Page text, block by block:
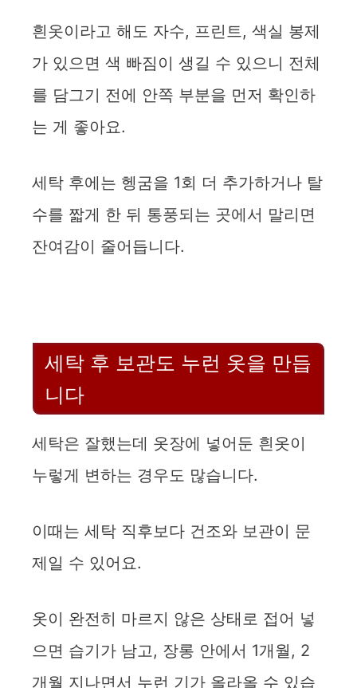
흰옷이라고 해도 자수, 프린트, 색실 봉제
가 있으면 색 빠짐이 생길 수 있으니 전체
를 담그기 전에 안쪽 부분을 먼저 확인하
는 게 좋아요.
세탁 후에는 헹굼을 1회 더 추가하거나 탈
수를 짧게 한 뒤 통풍되는 곳에서 말리면
잔여감이 줄어듭니다.
세탁 후 보관도 누런 옷을 만듭
니다
세탁은 잘했는데 옷장에 넣어둔 흰옷이
누렇게 변하는 경우도 많습니다.
이때는 세탁 직후보다 건조와 보관이 문
제일 수 있어요.
옷이 완전히 마르지 않은 상태로 접어 넣
으면 습기가 남고, 장롱 안에서 1개월, 2
개월 지나면서 누런 기가 올라올 수 있습